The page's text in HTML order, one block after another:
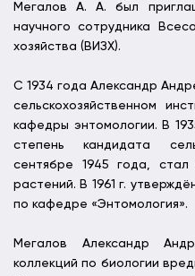
Мегалов А. А. был
научного сотрудника
хозяйства (ВИЗХ).
С 1934 года Александр
сельскохозяйственном
кафедры энтомологии. В
степень кандидата
сентябре 1945 года,
растений. В 1961 г.
по кафедре «Энтомология».
Мегалов Александр
коллекций по биологии